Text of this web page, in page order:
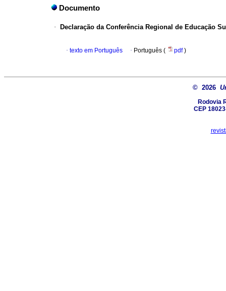
Documento
· Declaração da Conferência Regional de Educação
· texto em Português · Português ( pdf)
© 2026
Rodovia
CEP